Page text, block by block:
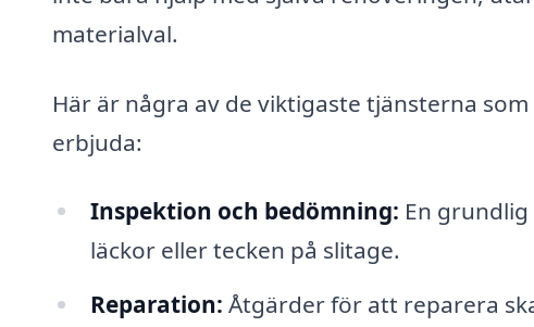
materialval.
Här är några av de viktigaste tjänsterna
erbjuda:
Inspektion och bedömning: En
läckor eller tecken på slitage.
Reparation: Åtgärder för att reparera